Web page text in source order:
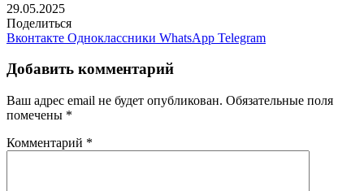
29.05.2025
Поделиться
Вконтакте Одноклассники WhatsApp Telegram
Добавить комментарий
Ваш адрес email не будет опубликован. Обязательные поля
помечены *
Комментарий *